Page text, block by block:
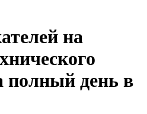
на
полный день в